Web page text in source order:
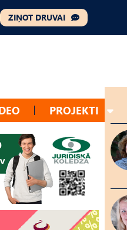
ZIŅOT DRUVAI
PROJEKTI